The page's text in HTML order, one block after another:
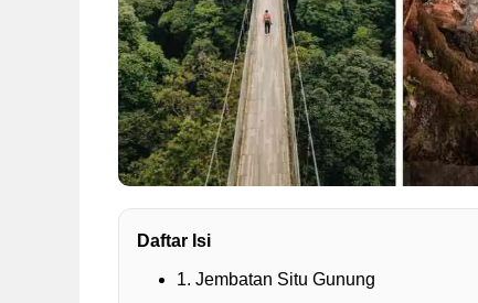
Daftar Isi
1. Jembatan Situ Gunung